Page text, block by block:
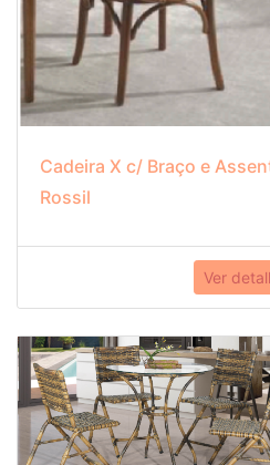
Cadeira X c/ Braço e
Rossil
Ver